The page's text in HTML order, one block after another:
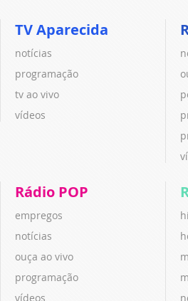
TV Aparecida
notícias
programação
tv ao vivo
vídeos
Rádio POP
empregos
notícias
ouça ao vivo
programação
vídeos